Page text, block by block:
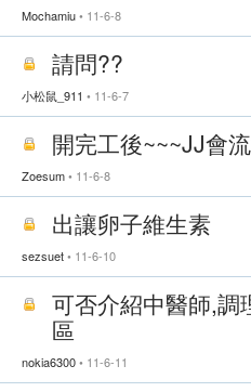
Mochamiu 11-6-8
請問??
小松鼠_911 11-6-7
開完工後~~~JJ會
Zoesum 11-6-8
出讓卵子維生素
sezsuet 11-6-10
可否介紹中醫師,調
區
nokia6300 11-6-11